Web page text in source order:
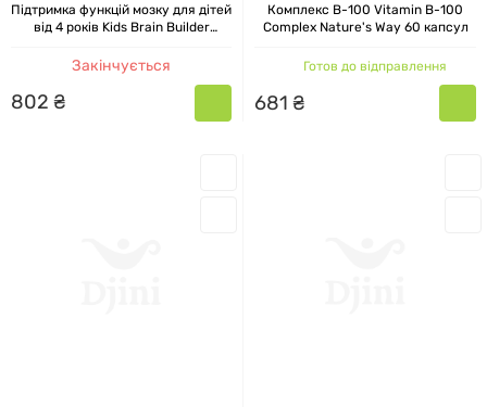
Підтримка функцій мозку для дітей
від 4 років Kids Brain Builder
жувальних цукерок
Закінчується
802 ₴
Комплекс B-100 Vitamin B-100
Complex Nature's Way 60 капсул
Готов до відправлення
681 ₴